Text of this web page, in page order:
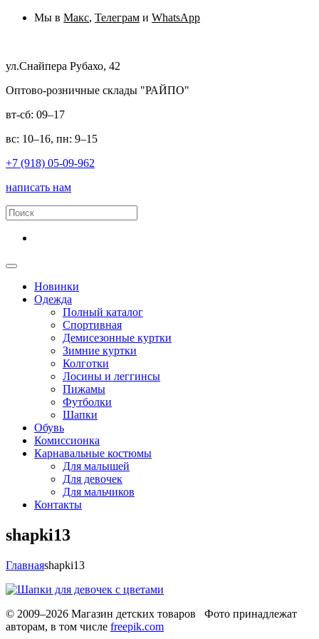
Мы в Макс, Телеграм и WhatsApp
ул.Снайпера Рубахо, 42
Оптово-розничные склады "РАЙПО"
вт-сб: 09–17
вс: 10–16, пн: 9–15
+7 (918) 05-09-962
написать нам
Новинки
Одежда
Полный каталог
Спортивная
Демисезонные куртки
Зимние куртки
Колготки
Лосины и леггинсы
Пижамы
Футболки
Шапки
Обувь
Комиссионка
Карнавальные костюмы
Для малышей
Для девочек
Для мальчиков
Контакты
shapki13
Главнаяshapki13
© 2009–2026 Магазин детских товаров Фото принадлежат
авторам, в том числе freepik.com